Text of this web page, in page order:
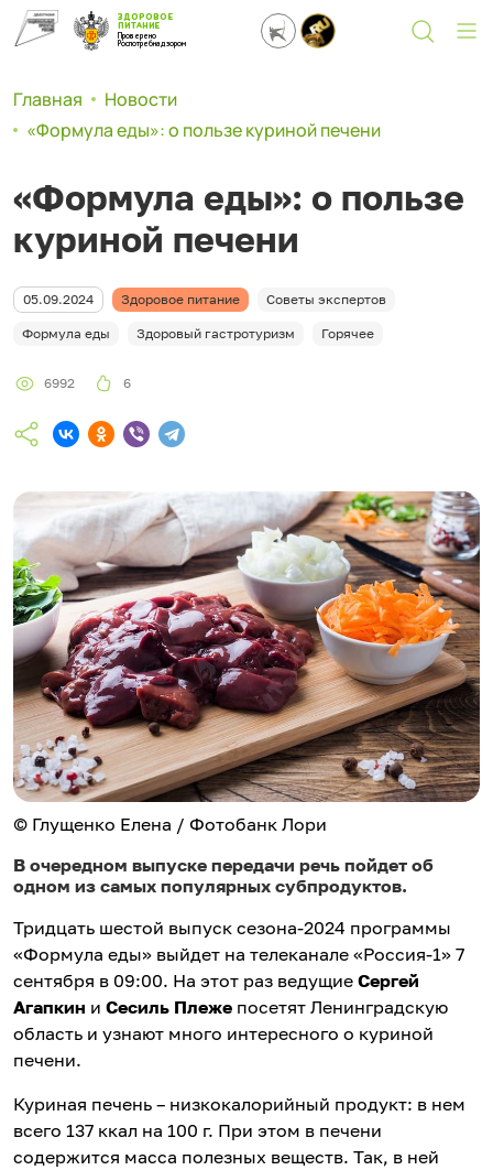
ЗДОРОВОЕ
ПИТАНИЕ
Проверено
Роспотребнадзором
Главная
Новости
«Формула еды»: о пользе куриной печени
«Формула еды»: о пользе
куриной печени
05.09.2024 Здоровое питание Советы экспертов
Формула еды Здоровый гастротуризм Горячее
6992 6
© Глущенко Елена / Фотобанк Лори
В очередном выпуске передачи речь пойдет об
одном из самых популярных субпродуктов.
Тридцать шестой выпуск сезона-2024 программы
«Формула еды» выйдет на телеканале «Россия-1» 7
сентября в 09:00. На этот раз ведущие Сергей
Агапкин и Сесиль Плеже посетят Ленинградскую
область и узнают много интересного о куриной
печени.
Куриная печень – низкокалорийный продукт: в нем
всего 137 ккал на 100 г. При этом в печени
содержится масса полезных веществ. Так, в ней